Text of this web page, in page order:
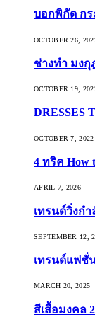
บอกพิกัด กร
OCTOBER 26,
ช่างทำ มง
OCTOBER 19,
DRESSES
OCTOBER 7, 2022
4 ทริค How
APRIL 7, 2026
เทรนด์วิ่งก
SEPTEMBER 12,
เทรนด์แฟชั่
MARCH 20, 2025
สีเสื้อมงคล